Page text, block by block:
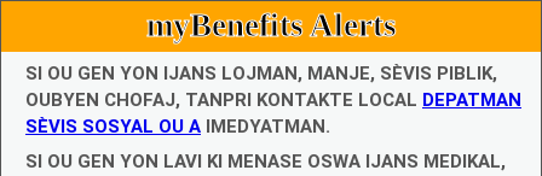
myBenefits Alerts
SI OU GEN YON IJANS LOJMAN, MANJE, SÈVIS PIBLIK,
OUBYEN CHOFAJ, TANPRI KONTAKTE LOCAL DEPATMAN
SÈVIS SOSYAL OU A IMEDYATMAN.
SI OU GEN YON LAVI KI MENASE OSWA IJANS MEDIKAL,